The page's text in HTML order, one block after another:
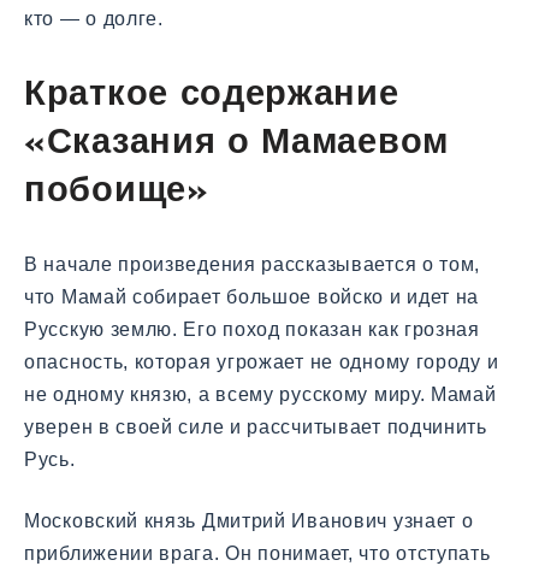
кто — о долге.
Краткое содержание
«Сказания о Мамаевом
побоище»
В начале произведения рассказывается о том,
что Мамай собирает большое войско и идет на
Русскую землю. Его поход показан как грозная
опасность, которая угрожает не одному городу и
не одному князю, а всему русскому миру. Мамай
уверен в своей силе и рассчитывает подчинить
Русь.
Московский князь Дмитрий Иванович узнает о
приближении врага. Он понимает, что отступать